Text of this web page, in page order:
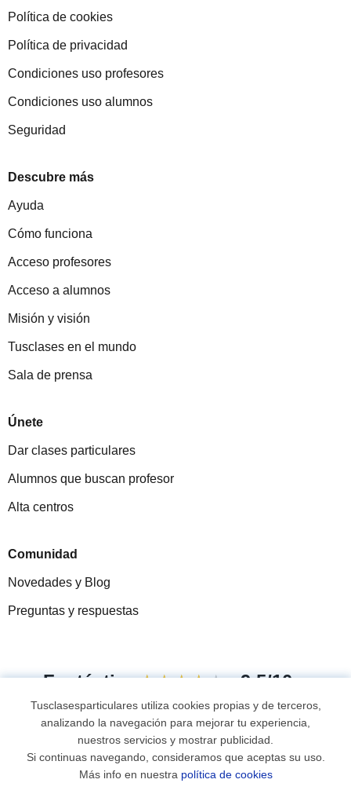
Política de cookies
Política de privacidad
Condiciones uso profesores
Condiciones uso alumnos
Seguridad
Descubre más
Ayuda
Cómo funciona
Acceso profesores
Acceso a alumnos
Misión y visión
Tusclases en el mundo
Sala de prensa
Únete
Dar clases particulares
Alumnos que buscan profesor
Alta centros
Comunidad
Novedades y Blog
Preguntas y respuestas
Fantástica★★★★★ 9,5/10
opiniones de alumnos
© 2007 - 2026 Tus clases particulares
Tusclasesparticulares utiliza cookies propias y de terceros,
analizando la navegación para mejorar tu experiencia,
nuestros servicios y mostrar publicidad.
Si continuas navegando, consideramos que aceptas su uso.
Más info en nuestra política de cookies